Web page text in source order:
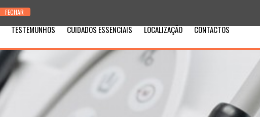
TESTEMUNHOS CUIDADOS ESSENCIAIS LOCALIZAÇÃO CONTACTOS